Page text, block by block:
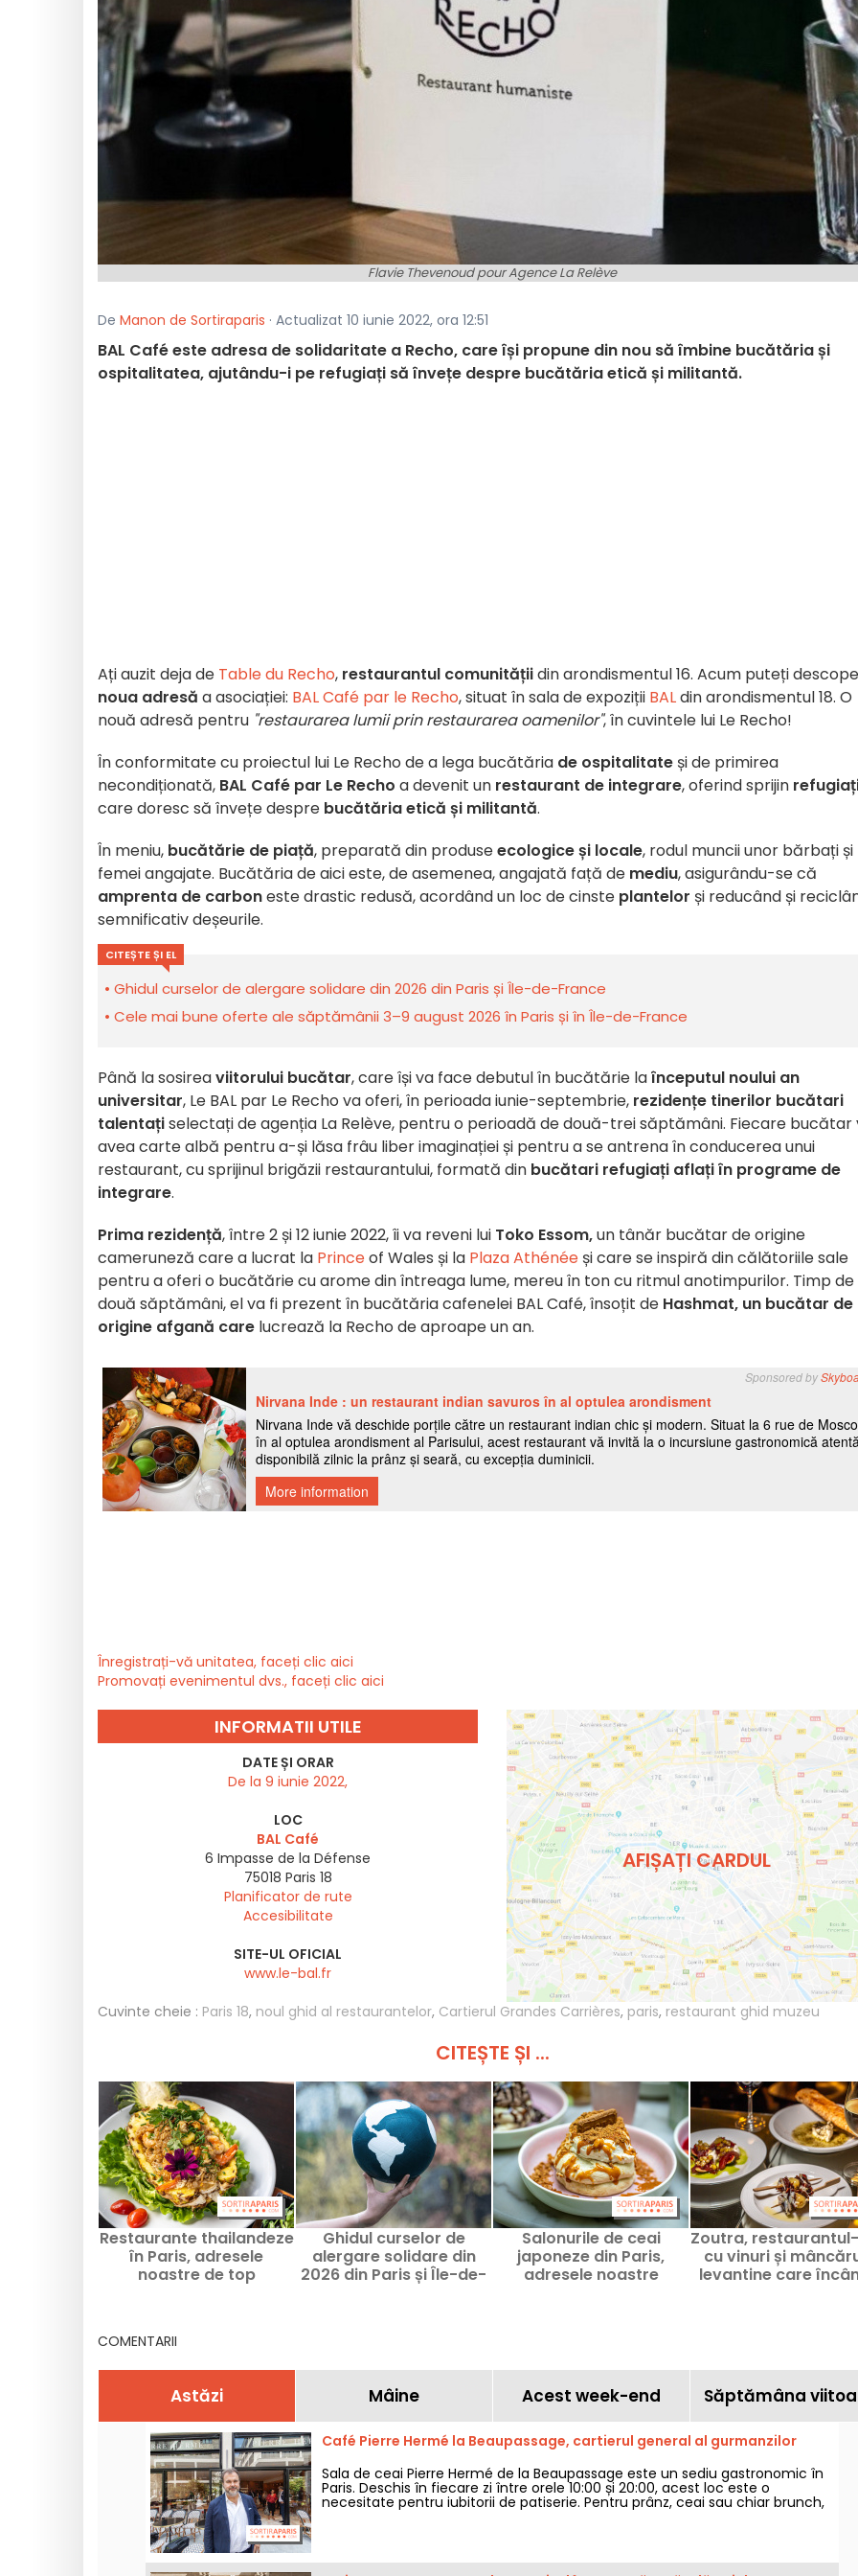
Flavie Thevenoud pour Agence La Relève
De Manon de Sortiraparis · Actualizat 10 iunie 2022, ora 12:51
BAL Café este adresa de solidaritate a Recho, care își propune din nou să îmbine bucătăria și
ospitalitatea, ajutându-i pe refugiați să învețe despre bucătăria etică și militantă.
Ați auzit deja de Table du Recho, restaurantul comunitățiidin arondismentul 16. Acum puteți
noua adresă a asociației: BAL Café par le Recho, situat în sala de expoziții BALdin arondismentul 18. O
nouă adresă pentru "restaurarea lumii prin restaurarea oamenilor", în cuvintele lui Le Recho!
În conformitate cu proiectul lui Le Recho de a lega bucătăria de ospitalitate și de primirea
necondiționată, BAL Café par Le Recho a devenit un restaurant de integrare, oferind sprijin
care doresc să învețe despre bucătăria etică și militantă.
În meniu, bucătărie de piață, preparată din produseecologice și locale, rodul muncii unor bărbați și
femei angajate. Bucătăria de aici este, de asemenea, angajată față de mediu, asigurându-se că
amprenta de carboneste drastic redusă, acordând un loc de cinste plantelor și reducând și
semnificativ deșeurile.
CITEȘTE ȘI EL
Ghidul curselor de alergare solidare din 2026 din Paris și Île-de-France
Cele mai bune oferte ale săptămânii 3–9 august 2026 în Paris și în Île-de-France
Până la sosireaviitorului bucătar, care își va face debutul în bucătărie laînceputul noului an
universitar, Le BAL par Le Recho va oferi, în perioada iunie-septembrie, rezidențe tinerilor bucătari
talentațiselectați de agenția La Relève, pentru o perioadă de două-trei săptămâni. Fiecare bucătar
avea carte albă pentru a-și lăsa frâu liber imaginației și pentru a se antrena în conducerea unui
restaurant, cu sprijinul brigăzii restaurantului, formată din bucătari refugiați aflați în programe de
integrare.
Prima rezidență, între 2 și 12 iunie 2022, îi va reveni lui Toko Essom,un tânăr bucătar de origine
cameruneză care a lucrat la Princeof Wales și la Plaza Athénée și care se inspiră din călătoriile sale
pentru a oferi o bucătărie cu arome din întreaga lume, mereu în ton cu ritmul anotimpurilor. Timp de
două săptămâni, el va fi prezent în bucătăria cafenelei BAL Café, însoțit de Hashmat, un bucătar de
origine afgană care lucrează la Recho de aproape un an.
Înregistrați-vă unitatea, faceți clic aici
Promovați evenimentul dvs., faceți clic aici
INFORMATII UTILE
DATE ȘI ORAR
De la 9 iunie 2022,
LOC
BAL Café
6 Impasse de la Défense
75018 Paris 18
Planificator de rute
Accesibilitate
SITE-UL OFICIAL
www.le-bal.fr
AFIȘAȚI CARDUL
Cuvinte cheie : Paris 18, noul ghid al restaurantelor, Cartierul Grandes Carrières, paris, restaurant ghid muzeu
CITEȘTE ȘI ...
Restaurante thailandeze
în Paris, adresele
noastre de top
Ghidul curselor de
alergare solidare din
2026 din Paris și Île-de-
Salonurile de ceai
japoneze din Paris,
adresele noastre
Zoutra,
cu vinuri și
levantine care
COMENTARII
Astăzi Mâine Acest week-end Săptămâna
Café Pierre Hermé la Beaupassage, cartierul general al gurmanzilor
Sala de ceai Pierre Hermé de la Beaupassage este un sediu gastronomic în
Paris. Deschis în fiecare zi între orele 10:00 și 20:00, acest loc este o
necesitate pentru iubitorii de patiserie. Pentru prânz, ceai sau chiar brunch,